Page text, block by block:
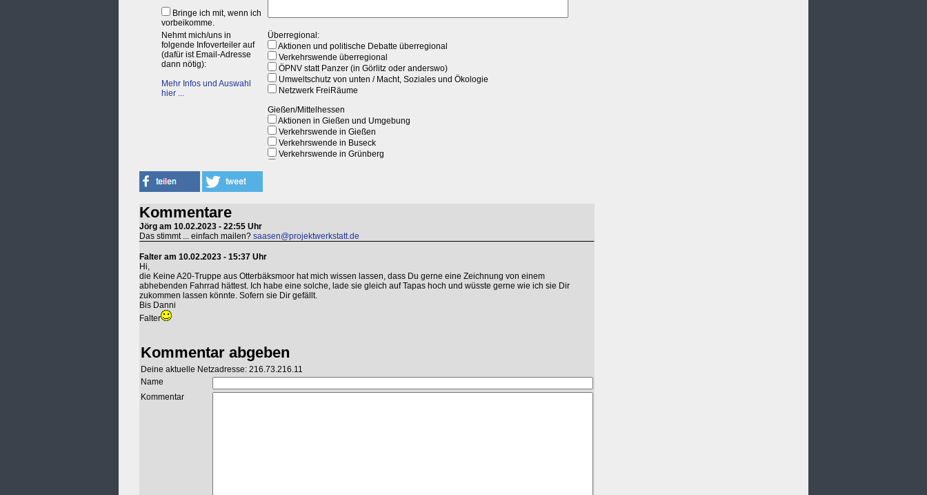
Kommentare
Jörg am 10.02.2023 - 22:55 Uhr
Das stimmt ... einfach mailen? saasen@projektwerkstatt.de
Falter am 10.02.2023 - 15:37 Uhr
Hi,
die Keine A20-Truppe aus Otterbäksmoor hat mich wissen lassen, dass Du gerne eine Zeichnung von einem
abhebenden Fahrrad hättest. Ich habe eine solche, lade sie gleich auf Tapas hoch und wüsste gerne wie ich sie Dir
zukommen lassen könnte. Sofern sie Dir gefällt.
Bis Danni
Falter
Kommentar abgeben
Deine aktuelle Netzadresse: 216.73.216.11
Name
Kommentar